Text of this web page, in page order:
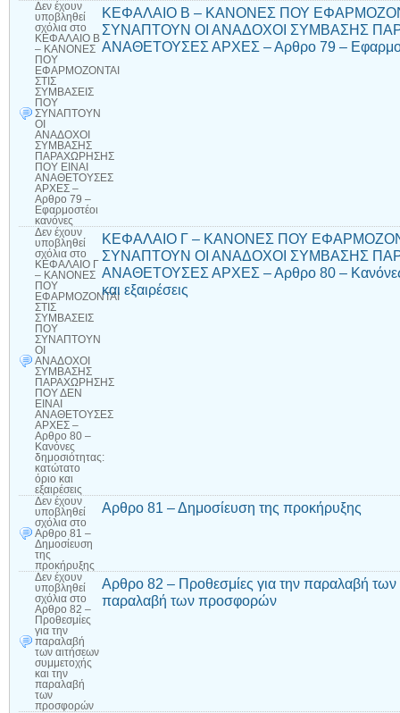
Δεν έχουν
υποβληθεί
σχόλια στο
ΚΕΦΑΛΑΙΟ Β
– ΚΑΝΟΝΕΣ
ΠΟΥ
ΕΦΑΡΜΟΖΟΝΤΑΙ
ΣΤΙΣ
ΣΥΜΒΑΣΕΙΣ
ΠΟΥ
ΣΥΝΑΠΤΟΥΝ
ΟΙ
ΑΝΑΔΟΧΟΙ
ΣΥΜΒΑΣΗΣ
ΠΑΡΑΧΩΡΗΣΗΣ
ΠΟΥ ΕΙΝΑΙ
ΑΝΑΘΕΤΟΥΣΕΣ
ΑΡΧΕΣ –
Αρθρο 79 –
Εφαρμοστέοι
κανόνες
ΚΕΦΑΛΑΙΟ Β – ΚΑΝΟΝΕΣ ΠΟΥ
ΣΥΝΑΠΤΟΥΝ ΟΙ ΑΝΑΔΟΧΟΙ ΣΥΜΒΑΣΗΣ
ΑΝΑΘΕΤΟΥΣΕΣ ΑΡΧΕΣ – Αρθρο 79 –
Δεν έχουν
υποβληθεί
σχόλια στο
ΚΕΦΑΛΑΙΟ Γ
– ΚΑΝΟΝΕΣ
ΠΟΥ
ΕΦΑΡΜΟΖΟΝΤΑΙ
ΣΤΙΣ
ΣΥΜΒΑΣΕΙΣ
ΠΟΥ
ΣΥΝΑΠΤΟΥΝ
ΟΙ
ΑΝΑΔΟΧΟΙ
ΣΥΜΒΑΣΗΣ
ΠΑΡΑΧΩΡΗΣΗΣ
ΠΟΥ ΔΕΝ
ΕΙΝΑΙ
ΑΝΑΘΕΤΟΥΣΕΣ
ΑΡΧΕΣ –
Αρθρο 80 –
Κανόνες
δημοσιότητας:
κατώτατο
όριο και
εξαιρέσεις
ΚΕΦΑΛΑΙΟ Γ – ΚΑΝΟΝΕΣ ΠΟΥ
ΣΥΝΑΠΤΟΥΝ ΟΙ ΑΝΑΔΟΧΟΙ ΣΥΜΒΑΣΗΣ
ΑΝΑΘΕΤΟΥΣΕΣ ΑΡΧΕΣ – Αρθρο 80 – Κανόνες
και εξαιρέσεις
Δεν έχουν
υποβληθεί
σχόλια στο
Αρθρο 81 –
Δημοσίευση
της
προκήρυξης
Αρθρο 81 – Δημοσίευση της προκήρυξης
Δεν έχουν
υποβληθεί
σχόλια στο
Αρθρο 82 –
Προθεσμίες
για την
παραλαβή
των αιτήσεων
συμμετοχής
και την
παραλαβή
των
προσφορών
Αρθρο 82 – Προθεσμίες για την παραλαβή των
παραλαβή των προσφορών